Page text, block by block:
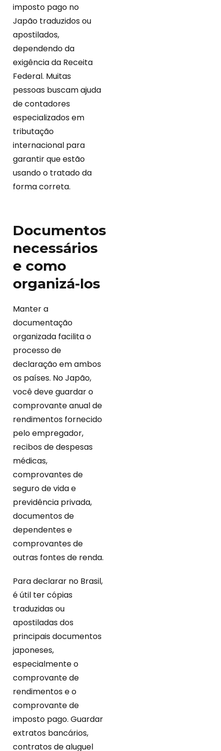
imposto pago no
Japão traduzidos ou
apostilados,
dependendo da
exigência da Receita
Federal. Muitas
pessoas buscam ajuda
de contadores
especializados em
tributação
internacional para
garantir que estão
usando o tratado da
forma correta.
Documentos
necessários
e como
organizá-los
Manter a
documentação
organizada facilita o
processo de
declaração em ambos
os países. No Japão,
você deve guardar o
comprovante anual de
rendimentos fornecido
pelo empregador,
recibos de despesas
médicas,
comprovantes de
seguro de vida e
previdência privada,
documentos de
dependentes e
comprovantes de
outras fontes de renda.
Para declarar no Brasil,
é útil ter cópias
traduzidas ou
apostiladas dos
principais documentos
japoneses,
especialmente o
comprovante de
rendimentos e o
comprovante de
imposto pago. Guardar
extratos bancários,
contratos de aluguel